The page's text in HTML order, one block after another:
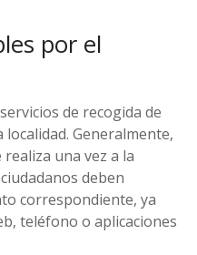
por el
de recogida de
Generalmente,
una vez a la
deben
correspondiente, ya
teléfono o aplicaciones